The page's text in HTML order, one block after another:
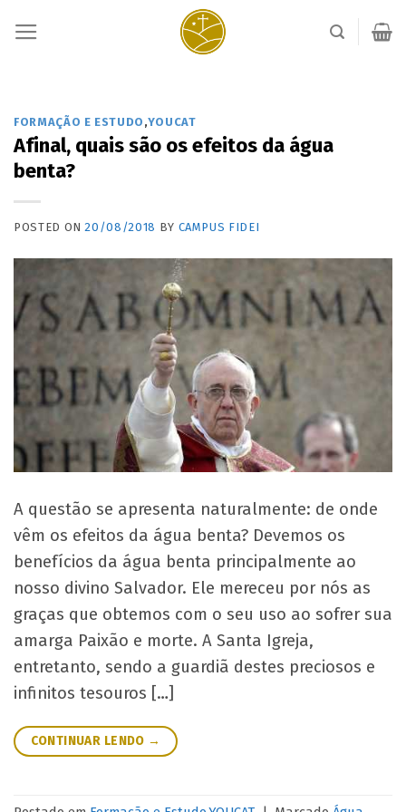
FORMAÇÃO E ESTUDO ,YOUCAT
Afinal, quais são os efeitos da água
benta?
POSTED ON20/08/2018 BY CAMPUS FIDEI
A questão se apresenta naturalmente: de onde
vêm os efeitos da água benta? Devemos os
benefícios da água benta principalmente ao
nosso divino Salvador. Ele mereceu por nós as
graças que obtemos com o seu uso ao sofrer sua
amarga Paixão e morte. A Santa Igreja,
entretanto, sendo a guardiã destes preciosos e
infinitos tesouros […]
CONTINUAR LENDO →